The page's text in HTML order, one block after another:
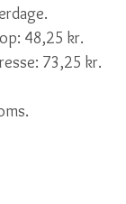
48,25 kr.
73,25 kr.